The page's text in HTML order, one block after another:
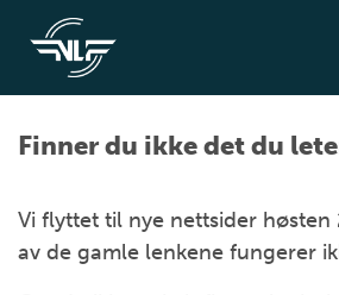
Finner du ikke det du
Vi flyttet til nye nettsider høsten
av de gamle lenkene fungerer